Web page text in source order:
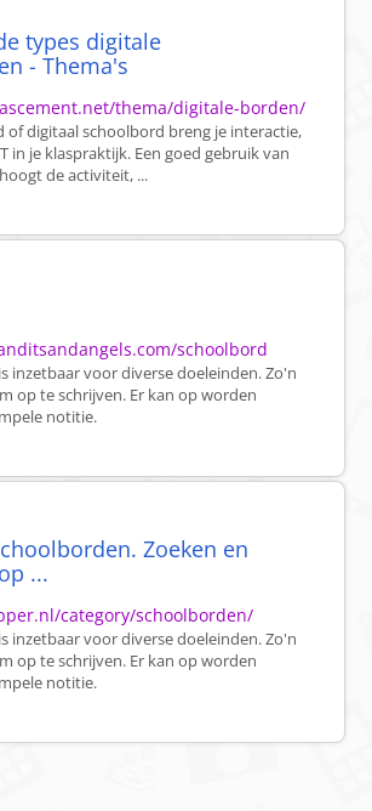
types digitale
- Thema's
thema/digitale-borden/
of digitaal schoolbord breng je interactie,
in je klaspraktijk. Een goed gebruik van
de activiteit, ...
schoolbord
inzetbaar voor diverse doeleinden. Zo'n
op te schrijven. Er kan op worden
notitie.
Zoeken en
...
category/schoolborden/
inzetbaar voor diverse doeleinden. Zo'n
op te schrijven. Er kan op worden
notitie.